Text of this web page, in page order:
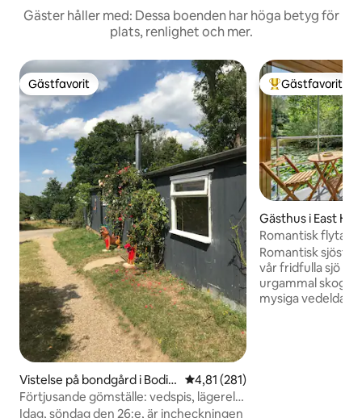
Gäster håller med: Dessa boenden har höga betyg för
plats, renlighet och mer.
Gästfavorit
Gästfavorit
Vistelse på bondgård i Bodia
m
4,81 av 5 i genomsnittligt
4,81 (281)
Förtjusande gömställe: vedspis, lägereld,
ekologisk fm
Idag, söndag den 26:e, är incheckningen
Populär
Gästfavorit
Gästhus i East
Romantisk
Snug”
Romantisk
vår fridfulla sjö på
urgammal skog.
mysiga